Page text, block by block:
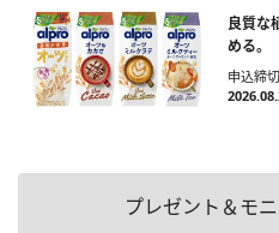
良質な
める。
申込締切
プレゼント＆モ